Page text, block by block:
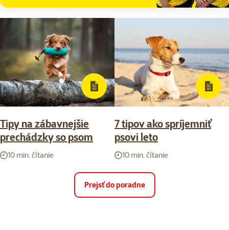
Tipy na zábavnejšie
prechádzky so psom
10 min. čítanie
7 tipov ako spríjemniť
psovi leto
10 min. čítanie
Prejsť do poradne